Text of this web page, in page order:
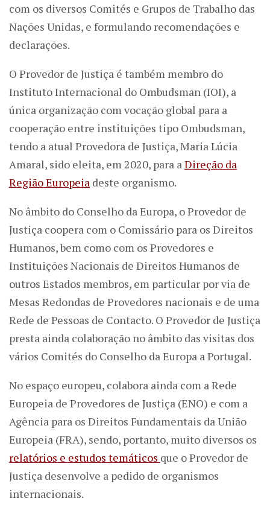
com os diversos Comités e Grupos de Trabalho das
Nações Unidas, e formulando recomendações e
declarações.
O Provedor de Justiça é também membro do
Instituto Internacional do Ombudsman (IOI), a
única organização com vocação global para a
cooperação entre instituições tipo Ombudsman,
tendo a atual Provedora de Justiça, Maria Lúcia
Amaral, sido eleita, em 2020, para a Direção da
Região Europeia deste organismo.
No âmbito do Conselho da Europa, o Provedor de
Justiça coopera com o Comissário para os Direitos
Humanos, bem como com os Provedores e
Instituições Nacionais de Direitos Humanos de
outros Estados membros, em particular por via de
Mesas Redondas de Provedores nacionais e de uma
Rede de Pessoas de Contacto. O Provedor de Justiça
presta ainda colaboração no âmbito das visitas dos
vários Comités do Conselho da Europa a Portugal.
No espaço europeu, colabora ainda com a Rede
Europeia de Provedores de Justiça (ENO) e com a
Agência para os Direitos Fundamentais da União
Europeia (FRA), sendo, portanto, muito diversos os
relatórios e estudos temáticos que o Provedor de
Justiça desenvolve a pedido de organismos
internacionais.